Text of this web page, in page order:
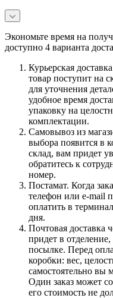
Экономьте время на
доступно 4 варианта
Курьерская
товар поступит на
для уточнения
удобное время
упаковку на
комплектации.
Самовывоз из
выбора появится в
склад, вам придет
обратитесь к
номер.
Постамат. Когда
телефон или e-mail
оплатить в
дня.
Почтовая доставка
придет в
посылке. Перед
коробки: вес,
самостоятельно вы
Один заказ может
его стоимость не